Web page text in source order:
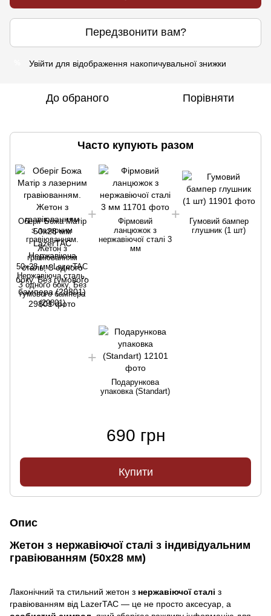
Передзвонити вам?
Увійти для відображення накопичувальної знижки
До обраного Порівняти
Часто купують разом
Оберіг Божа Матір
з лазерним
гравіюванням.
Жетон з
гравіюванням
50х28 мм LazerTAC
Нержавіюча сталь,
З одного боку, Без
гумового бампера
(29801)
Фірмовий
ланцюжок з
нержавіючої сталі 3
мм
Гумовий бампер
глушник (1 шт)
Подарункова
упаковка (Standart)
690 грн
Купити
Опис
Жетон з нержавіючої сталі з індивідуальним
гравіюванням (50х28 мм)
Лаконічний та стильний жетон з нержавіючої сталі з
гравіюванням від LazerTAC — це не просто аксесуар, а